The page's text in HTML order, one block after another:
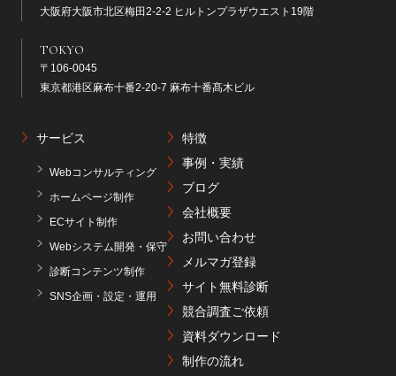
大阪府大阪市北区梅田2-2-2 ヒルトンプラザウエスト19階
TOKYO
〒106-0045
東京都港区麻布十番2-20-7 麻布十番髙木ビル
サービス
Webコンサルティング
ホームページ制作
ECサイト制作
Webシステム開発・保守
診断コンテンツ制作
SNS企画・設定・運用
特徴
事例・実績
ブログ
会社概要
お問い合わせ
メルマガ登録
サイト無料診断
競合調査ご依頼
資料ダウンロード
制作の流れ